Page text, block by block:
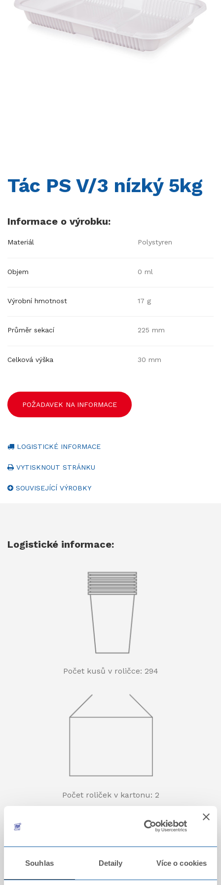
Souhlas Detaily Více o cookies
Tác PS V/3 nízký 5kg
Informace o výrobku:
Materiál Polystyren
Objem 0 ml
Výrobní hmotnost 17 g
Průměr sekací 225 mm
Celková výška 30 mm
POŽADAVEK NA INFORMACE
LOGISTICKÉ INFORMACE
VYTISKNOUT STRÁNKU
SOUVISEJÍCÍ VÝROBKY
Logistické informace:
Počet kusů v roličce: 294
Počet roliček v kartonu: 2